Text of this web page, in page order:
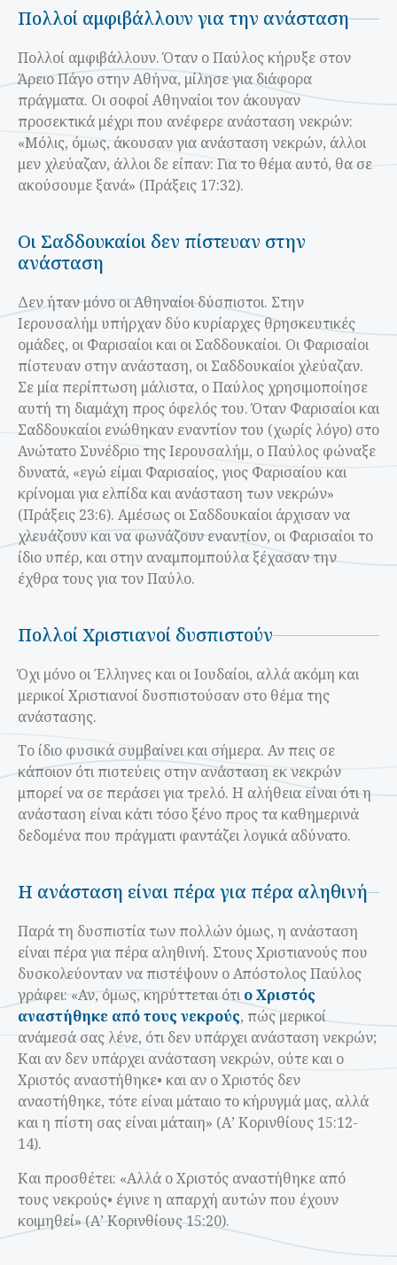
Πολλοί αμφιβάλλουν για την ανάσταση
Πολλοί αμφιβάλλουν. Όταν ο Παύλος κήρυξε στον
Άρειο Πάγο στην Αθήνα, μίλησε για διάφορα
πράγματα. Οι σοφοί Αθηναίοι τον άκουγαν
προσεκτικά μέχρι που ανέφερε ανάσταση νεκρών:
«Μόλις, όμως, άκουσαν για ανάσταση νεκρών, άλλοι
μεν χλεύαζαν, άλλοι δε είπαν: Για το θέμα αυτό, θα σε
ακούσουμε ξανά» (Πράξεις 17:32).
Οι Σαδδουκαίοι δεν πίστευαν στην
ανάσταση
Δεν ήταν μόνο οι Αθηναίοι δύσπιστοι. Στην
Ιερουσαλήμ υπήρχαν δύο κυρίαρχες θρησκευτικές
ομάδες, οι Φαρισαίοι και οι Σαδδουκαίοι. Οι Φαρισαίοι
πίστευαν στην ανάσταση, οι Σαδδουκαίοι χλεύαζαν.
Σε μία περίπτωση μάλιστα, ο Παύλος χρησιμοποίησε
αυτή τη διαμάχη προς όφελός του. Όταν Φαρισαίοι και
Σαδδουκαίοι ενώθηκαν εναντίον του (χωρίς λόγο) στο
Ανώτατο Συνέδριο της Ιερουσαλήμ, ο Παύλος φώναξε
δυνατά, «εγώ είμαι Φαρισαίος, γιος Φαρισαίου και
κρίνομαι για ελπίδα και ανάσταση των νεκρών»
(Πράξεις 23:6). Αμέσως οι Σαδδουκαίοι άρχισαν να
χλευάζουν και να φωνάζουν εναντίον, οι Φαρισαίοι το
ίδιο υπέρ, και στην αναμπομπούλα ξέχασαν την
έχθρα τους για τον Παύλο.
Πολλοί Χριστιανοί δυσπιστούν
Όχι μόνο οι Έλληνες και οι Ιουδαίοι, αλλά ακόμη και
μερικοί Χριστιανοί δυσπιστούσαν στο θέμα της
ανάστασης.
Το ίδιο φυσικά συμβαίνει και σήμερα. Αν πεις σε
κάποιον ότι πιστεύεις στην ανάσταση εκ νεκρών
μπορεί να σε περάσει για τρελό. Η αλήθεια είναι ότι η
ανάσταση είναι κάτι τόσο ξένο προς τα καθημερινά
δεδομένα που πράγματι φαντάζει λογικά αδύνατο.
Η ανάσταση είναι πέρα για πέρα αληθινή
Παρά τη δυσπιστία των πολλών όμως, η ανάσταση
είναι πέρα για πέρα αληθινή. Στους Χριστιανούς που
δυσκολεύονταν να πιστέψουν ο Απόστολος Παύλος
γράφει: «Αν, όμως, κηρύττεται ότι ο Χριστός
αναστήθηκε από τους νεκρούς, πώς μερικοί
ανάμεσά σας λένε, ότι δεν υπάρχει ανάσταση νεκρών;
Και αν δεν υπάρχει ανάσταση νεκρών, ούτε και ο
Χριστός αναστήθηκε• και αν ο Χριστός δεν
αναστήθηκε, τότε είναι μάταιο το κήρυγμά μας, αλλά
και η πίστη σας είναι μάταιη» (Α’ Κορινθίους 15:12-
14).
Και προσθέτει: «Αλλά ο Χριστός αναστήθηκε από
τους νεκρούς• έγινε η απαρχή αυτών που έχουν
κοιμηθεί» (Α’ Κορινθίους 15:20).